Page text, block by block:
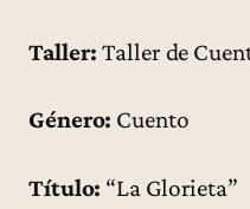
Taller: Taller de
Género: Cuento
Título: “La Glorieta”